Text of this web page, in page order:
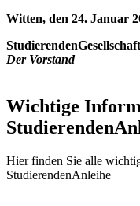
Witten, den 24. Januar
Der Vorstand
Wichtige
Hier finden Sie alle
StudierendenAnleihe